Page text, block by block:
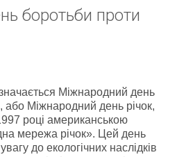
боротьби проти
Міжнародний день
або Міжнародний день річок,
році американською
мережа річок». Цей день
до екологічних наслідків